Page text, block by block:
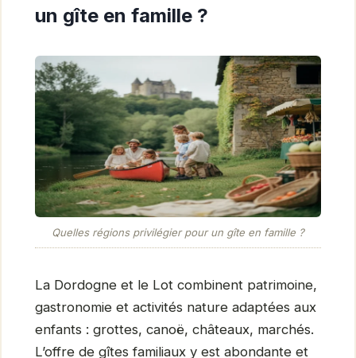
un gîte en famille ?
Quelles régions privilégier pour un gîte en famille ?
La Dordogne et le Lot combinent patrimoine,
gastronomie et activités nature adaptées aux
enfants : grottes, canoë, châteaux, marchés.
L’offre de gîtes familiaux y est abondante et